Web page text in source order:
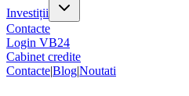
Investiții
Contacte
Login VB24
Cabinet credite
Contacte|Blog|Noutati